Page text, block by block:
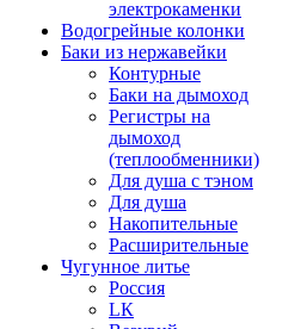
электрокаменки
Водогрейные колонки
Баки из нержавейки
Контурные
Баки на дымоход
Регистры на
дымоход
(теплообменники)
Для душа с тэном
Для душа
Накопительные
Расширительные
Чугунное литье
Россия
LК